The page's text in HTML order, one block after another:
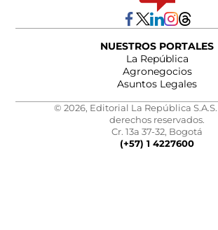
NUESTROS PORTALES
La República
Agronegocios
Asuntos Legales
© 2026, Editorial La República S.A.S.
derechos reservados.
Cr. 13a 37-32, Bogotá
(+57) 1 4227600